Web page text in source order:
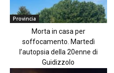
Provincia
Morta in casa per
soffocamento. Martedì
l’autopsia della 20enne di
Guidizzolo